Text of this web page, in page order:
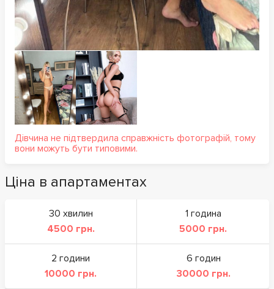
Дівчина не підтвердила справжність фотографій, тому
вони можуть бути типовими.
Ціна в апартаментах
30 хвилин
4500 грн.
1 година
5000 грн.
2 години
10000 грн.
6 годин
30000 грн.